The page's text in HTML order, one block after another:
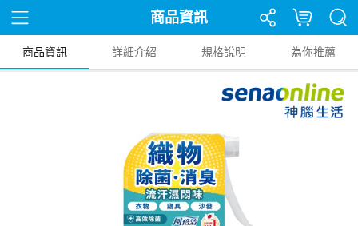
商品資訊
商品資訊 詳細介紹 規格說明 為你推薦